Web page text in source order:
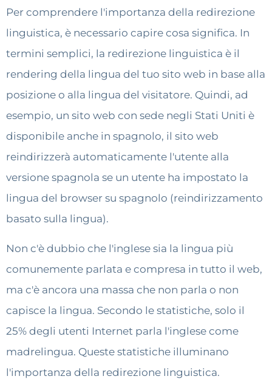
Per comprendere l'importanza della redirezione
linguistica, è necessario capire cosa significa. In
termini semplici, la redirezione linguistica è il
rendering della lingua del tuo sito web in base alla
posizione o alla lingua del visitatore. Quindi, ad
esempio, un sito web con sede negli Stati Uniti è
disponibile anche in spagnolo, il sito web
reindirizzerà automaticamente l'utente alla
versione spagnola se un utente ha impostato la
lingua del browser su spagnolo (reindirizzamento
basato sulla lingua).
Non c'è dubbio che l'inglese sia la lingua più
comunemente parlata e compresa in tutto il web,
ma c'è ancora una massa che non parla o non
capisce la lingua. Secondo le statistiche, solo il
25% degli utenti Internet parla l'inglese come
madrelingua. Queste statistiche illuminano
l'importanza della redirezione linguistica.